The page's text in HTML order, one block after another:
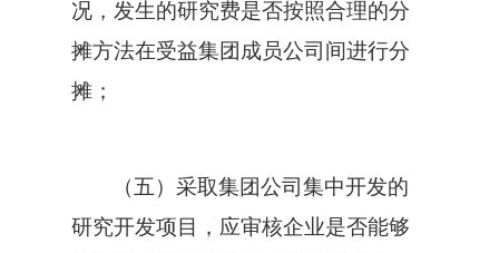
况，发生的研究费是否按照合理的分
摊方法在受益集团成员公司间进行分
摊；
（五）采取集团公司集中开发的
研究开发项目，应审核企业是否能够